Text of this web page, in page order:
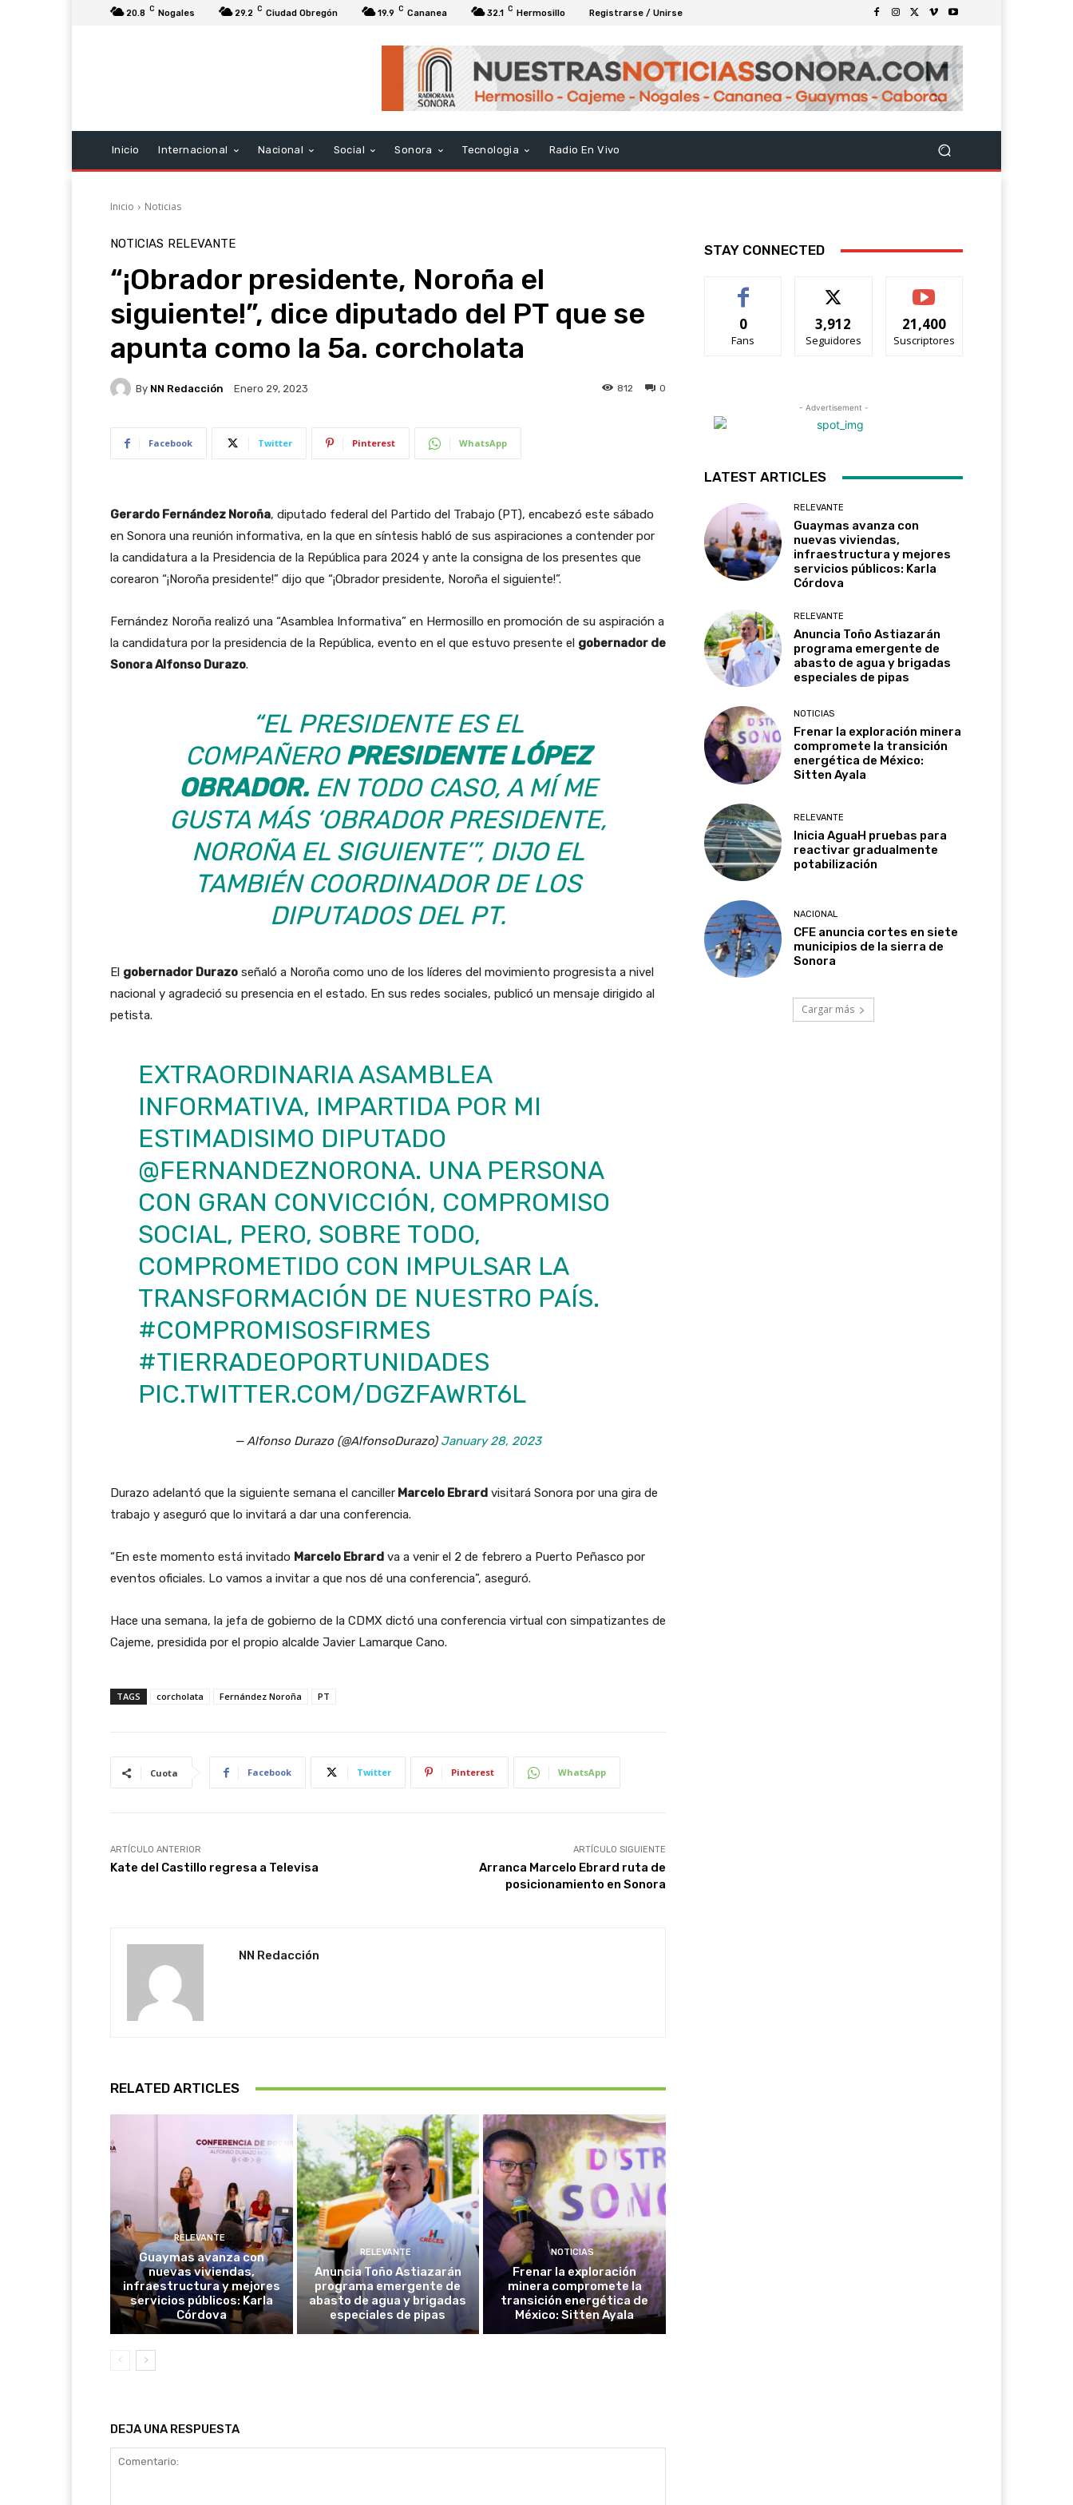
20.8 C Nogales 29.2 C Ciudad Obregón 19.9 C Cananea 32.1 C Hermosillo Registrarse / Unirse
Inicio Internacional Nacional Social Sonora Tecnologia Radio En Vivo
Inicio Noticias
NOTICIAS RELEVANTE
“¡Obrador presidente, Noroña el
siguiente!”, dice diputado del PT que se
apunta como la 5a. corcholata
By NN Redacción Enero 29, 2023 0
812
Facebook Twitter Pinterest WhatsApp
Gerardo Fernández Noroña, diputado federal del Partido del Trabajo (PT), encabezó este sábado
en Sonora una reunión informativa, en la que en síntesis habló de sus aspiraciones a contender por
la candidatura a la Presidencia de la República para 2024 y ante la consigna de los presentes que
corearon “¡Noroña presidente!” dijo que “¡Obrador presidente, Noroña el siguiente!”.
Fernández Noroña realizó una “Asamblea Informativa” en Hermosillo en promoción de su aspiración a
la candidatura por la presidencia de la República, evento en el que estuvo presente el gobernador de
Sonora Alfonso Durazo.
“EL PRESIDENTE ES EL
COMPAÑERO PRESIDENTE LÓPEZ
OBRADOR. EN TODO CASO, A MÍ ME
GUSTA MÁS ‘OBRADOR PRESIDENTE,
NOROÑA EL SIGUIENTE’”, DIJO EL
TAMBIÉN COORDINADOR DE LOS
DIPUTADOS DEL PT.
El gobernador Durazo señaló a Noroña como uno de los líderes del movimiento progresista a nivel
nacional y agradeció su presencia en el estado. En sus redes sociales, publicó un mensaje dirigido al
petista.
EXTRAORDINARIA ASAMBLEA
INFORMATIVA, IMPARTIDA POR MI
ESTIMADISIMO DIPUTADO
@FERNANDEZNORONA. UNA PERSONA
CON GRAN CONVICCIÓN, COMPROMISO
SOCIAL, PERO, SOBRE TODO,
COMPROMETIDO CON IMPULSAR LA
TRANSFORMACIÓN DE NUESTRO PAÍS.
#COMPROMISOSFIRMES
#TIERRADEOPORTUNIDADES
PIC.TWITTER.COM/DGZFAWRT6L
— Alfonso Durazo (@AlfonsoDurazo) January 28, 2023
Durazo adelantó que la siguiente semana el canciller Marcelo Ebrard visitará Sonora por una gira de
trabajo y aseguró que lo invitará a dar una conferencia.
“En este momento está invitado Marcelo Ebrard va a venir el 2 de febrero a Puerto Peñasco por
eventos oficiales. Lo vamos a invitar a que nos dé una conferencia”, aseguró.
Hace una semana, la jefa de gobierno de la CDMX dictó una conferencia virtual con simpatizantes de
Cajeme, presidida por el propio alcalde Javier Lamarque Cano.
TAGS corcholata Fernández Noroña PT
Cuota Facebook Twitter Pinterest WhatsApp
ARTÍCULO ANTERIOR
Kate del Castillo regresa a Televisa
ARTÍCULO SIGUIENTE
Arranca Marcelo Ebrard ruta de
posicionamiento en Sonora
NN Redacción
RELATED ARTICLES
RELEVANTE
Guaymas avanza con
nuevas viviendas,
infraestructura y mejores
servicios públicos: Karla
Córdova
RELEVANTE
Anuncia Toño Astiazarán
programa emergente de
abasto de agua y brigadas
especiales de pipas
NOTICIAS
Frenar la exploración
minera compromete la
transición energética de
México: Sitten Ayala
DEJA UNA RESPUESTA
STAY CONNECTED
0
Fans
3,912
Seguidores
21,400
Suscriptores
- Advertisement -
LATEST ARTICLES
RELEVANTE
Guaymas avanza con
nuevas viviendas,
infraestructura y mejores
servicios públicos: Karla
Córdova
RELEVANTE
Anuncia Toño Astiazarán
programa emergente de
abasto de agua y brigadas
especiales de pipas
NOTICIAS
Frenar la exploración minera
compromete la transición
energética de México:
Sitten Ayala
RELEVANTE
Inicia AguaH pruebas para
reactivar gradualmente
potabilización
NACIONAL
CFE anuncia cortes en siete
municipios de la sierra de
Sonora
Cargar más